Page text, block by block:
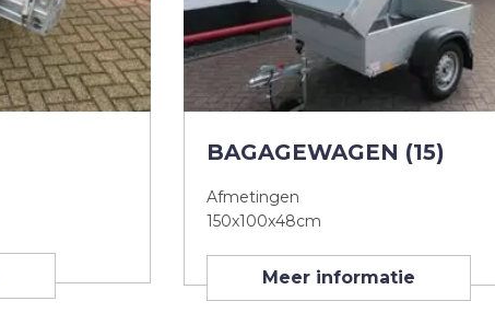
BAGAGEWAGEN (15)
Afmetingen
150x100x48cm
Meer informatie